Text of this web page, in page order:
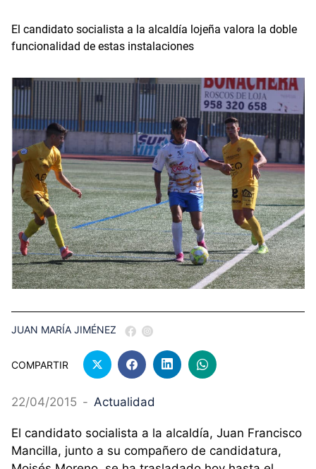
El candidato socialista a la alcaldía lojeña valora la doble
funcionalidad de estas instalaciones
JUAN MARÍA JIMÉNEZ
COMPARTIR
22/04/2015 - Actualidad
El candidato socialista a la alcaldía, Juan Francisco
Mancilla, junto a su compañero de candidatura,